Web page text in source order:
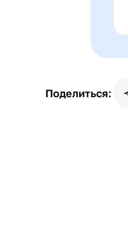
Поделиться: